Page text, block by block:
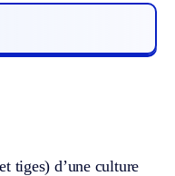
tiges) d’une culture